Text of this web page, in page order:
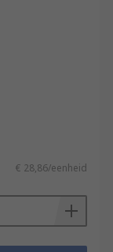
€ 28,86/eenheid